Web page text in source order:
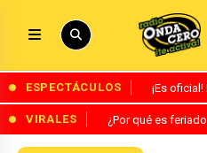
ESPECTÁCULOS ¡Es
VIRALES ¿Por qué es